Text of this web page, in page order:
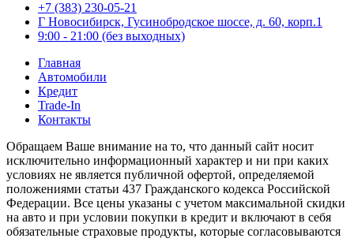
+7 (383) 230-05-21
Г Новосибирск, Гусинобродское шоссе, д. 60, корп.1
9:00 - 21:00 (без выходных)
Главная
Автомобили
Кредит
Trade-In
Контакты
Обращаем Ваше внимание на то, что данный сайт носит
исключительно информационный характер и ни при каких
условиях не является публичной офертой, определяемой
положениями статьи 437 Гражданского кодекса Российской
Федерации. Все цены указаны с учетом максимальной скидки
на авто и при условии покупки в кредит и включают в себя
обязательные страховые продукты, которые согласовываются